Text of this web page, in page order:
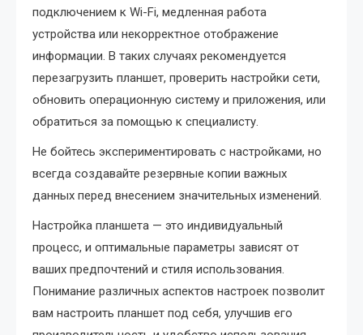
подключением к Wi-Fi, медленная работа
устройства или некорректное отображение
информации. В таких случаях рекомендуется
перезагрузить планшет, проверить настройки сети,
обновить операционную систему и приложения, или
обратиться за помощью к специалисту.
Не бойтесь экспериментировать с настройками, но
всегда создавайте резервные копии важных
данных перед внесением значительных изменений.
Настройка планшета — это индивидуальный
процесс, и оптимальные параметры зависят от
ваших предпочтений и стиля использования.
Понимание различных аспектов настроек позволит
вам настроить планшет под себя, улучшив его